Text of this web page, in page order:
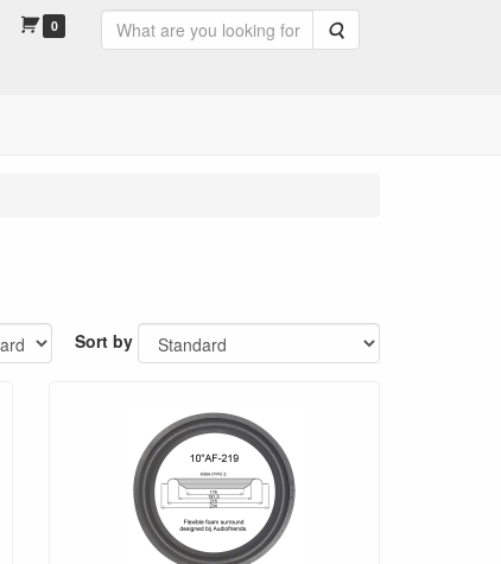
0 Search
Sort by